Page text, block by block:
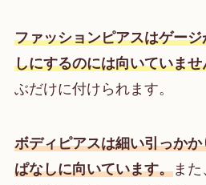
ファッションピアスはゲー
しにするのには向いていませ
ぶだけに付けられます。
ボディピアスは細い引っか
ぱなしに向いています。また